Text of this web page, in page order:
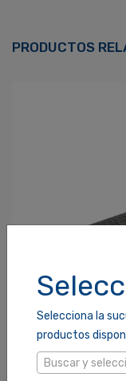
Selecciona la
productos
Buscar y
PRODUCTOS